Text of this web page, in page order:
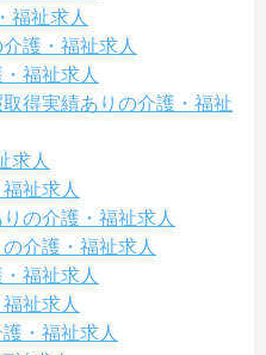
福祉求人
護・福祉求人
福祉求人
得実績ありの介護・福祉
求人
祉求人
の介護・福祉求人
介護・福祉求人
福祉求人
祉求人
・福祉求人